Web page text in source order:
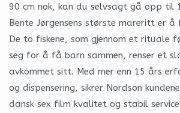
90 cm nok, kan du selvsagt gå opp til
Bente Jørgensens største mareritt er
De to fiskene, som gjennom et rituale
seg for å få barn sammen, renser et
avkommet sitt. Med mer enn 15 års
og dispensering, sikrer Nordson
dansk sex film kvalitet og stabil